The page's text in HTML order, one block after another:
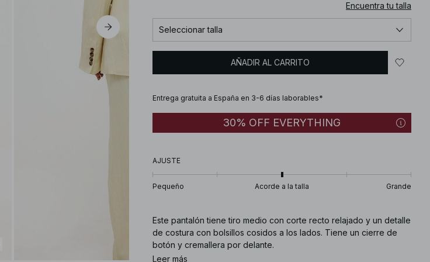
Encuentra tu talla
Seleccionar talla
AÑADIR AL CARRITO
Entrega gratuita a España en 3-6 días laborables*
30% OFF EVERYTHING
AJUSTE
Pequeño Acorde a la talla Grande
Este pantalón tiene tiro medio con corte recto relajado y un detalle
de costura con bolsillos cosidos a los lados. Tiene un cierre de
botón y cremallera por delante.
Leer más